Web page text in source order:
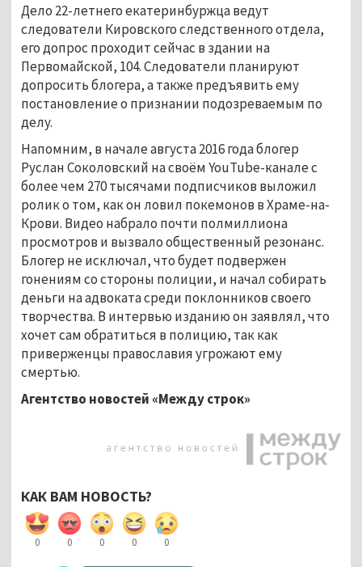
Дело 22-летнего екатеринбуржца ведут
следователи Кировского следственного отдела,
его допрос проходит сейчас в здании на
Первомайской, 104. Следователи планируют
допросить блогера, а также предъявить ему
постановление о признании подозреваемым по
делу.
Напомним, в начале августа 2016 года блогер
Руслан Соколовский на своём YouTube-канале с
более чем 270 тысячами подписчиков выложил
ролик о том, как он ловил покемонов в Храме-на-
Крови. Видео набрало почти полмиллиона
просмотров и вызвало общественный резонанс.
Блогер не исключал, что будет подвержен
гонениям со стороны полиции, и начал собирать
деньги на адвоката среди поклонников своего
творчества. В интервью изданию он заявлял, что
хочет сам обратиться в полицию, так как
приверженцы православия угрожают ему
смертью.
Агентство новостей «Между строк»
КАК ВАМ НОВОСТЬ?
0 0 0 0 0